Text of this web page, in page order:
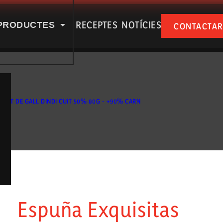
Productes
RECEPTES NOTÍCIES CONTACTAR
A LES NOSTRES XARXES SOCIALS
PIT DE GALL DINDI CUIT 50% 80G - +90% CARN
Espuña Exquisitas